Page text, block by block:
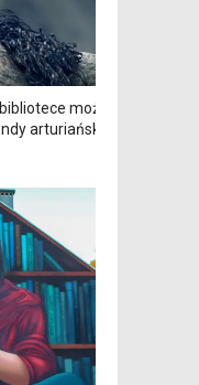
może
arturiańskie